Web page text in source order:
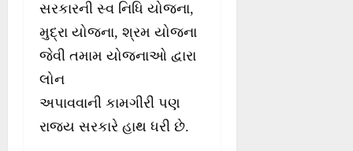
સરકારની સ્વ નિધિ યોજના,
મુદ્રા યોજના, શ્રમ યોજના
જેવી તમામ યોજનાઓ દ્વારા
લોન
અપાવવાની કામગીરી પણ
રાજ્ય સરકારે હાથ ધરી છે.